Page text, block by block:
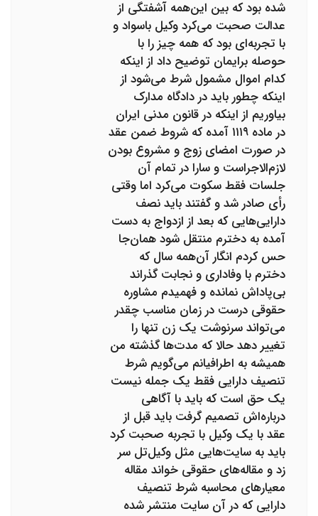
شده بود که بین این‌همه آشفتگی از
عدالت صحبت می‌کرد وکیل باسواد و
با تجربه‌ای بود که همه چیز را با
حوصله برایمان توضیح داد از اینکه
کدام اموال مشمول شرط می‌شود از
اینکه چطور باید در دادگاه مدارک
بیاوریم از اینکه در قانون مدنی ایران
در ماده ۱۱۱۹ آمده که شروط ضمن عقد
در صورت امضای زوج و مشروع بودن
لازم‌الاجراست و سارا در تمام آن
جلسات فقط سکوت می‌کرد اما وقتی
رأی صادر شد و گفتند باید نصف
دارایی‌هایی که بعد از ازدواج به دست
آمده به دخترم منتقل شود همان‌جا
حس کردم انگار آن‌همه سال که
دخترم با وفاداری و نجابت گذراند
بی‌پاداش نمانده و فهمیدم مشاوره
حقوقی درست در زمان مناسب چقدر
می‌تواند سرنوشت یک زن تنها را
تغییر دهد حالا که مدت‌ها گذشته من
همیشه به اطرافیانم می‌گویم شرط
تنصیف دارایی فقط یک جمله نیست
یک حق است که باید با آگاهی
درباره‌اش تصمیم گرفت باید قبل از
عقد با یک وکیل با تجربه صحبت کرد
باید به سایت‌هایی مثل وکیل‌تل سر
زد و مقاله‌های حقوقی خواند مقاله
معیارهای محاسبه شرط تنصیف
دارایی که در آن سایت منتشر شده